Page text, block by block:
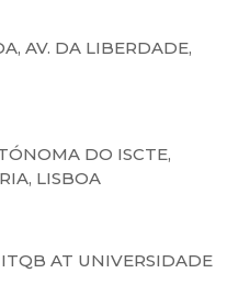
AV. DA LIBERDADE,
DO ISCTE,
LISBOA
AT UNIVERSIDADE